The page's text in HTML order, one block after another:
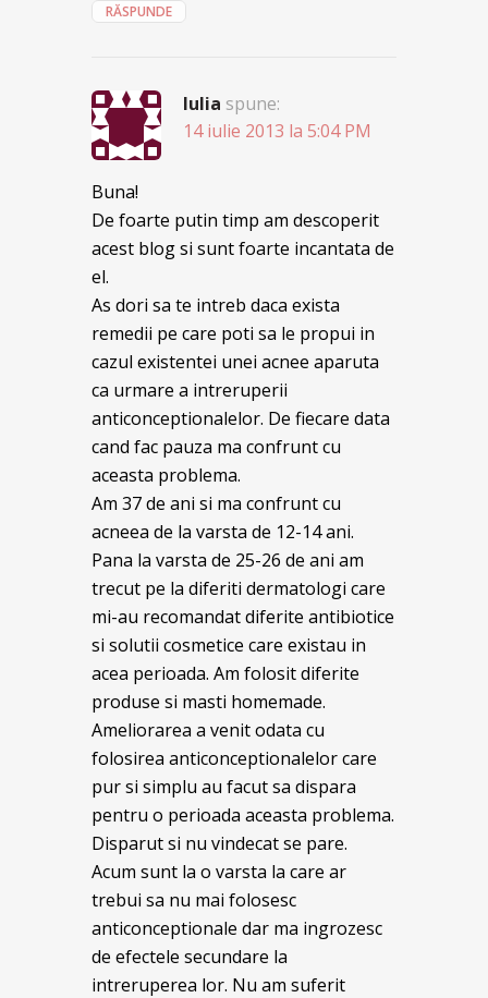
RĂSPUNDE
Iulia spune:
14 iulie 2013 la 5:04 PM
Buna!
De foarte putin timp am descoperit
acest blog si sunt foarte incantata de
el.
As dori sa te intreb daca exista
remedii pe care poti sa le propui in
cazul existentei unei acnee aparuta
ca urmare a intreruperii
anticonceptionalelor. De fiecare data
cand fac pauza ma confrunt cu
aceasta problema.
Am 37 de ani si ma confrunt cu
acneea de la varsta de 12-14 ani.
Pana la varsta de 25-26 de ani am
trecut pe la diferiti dermatologi care
mi-au recomandat diferite antibiotice
si solutii cosmetice care existau in
acea perioada. Am folosit diferite
produse si masti homemade.
Ameliorarea a venit odata cu
folosirea anticonceptionalelor care
pur si simplu au facut sa dispara
pentru o perioada aceasta problema.
Disparut si nu vindecat se pare.
Acum sunt la o varsta la care ar
trebui sa nu mai folosesc
anticonceptionale dar ma ingrozesc
de efectele secundare la
intreruperea lor. Nu am suferit